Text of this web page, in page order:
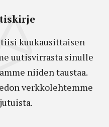
kuukausittaisen
uutisvirrasta sinulle
niiden taustaa.
verkkolehtemme